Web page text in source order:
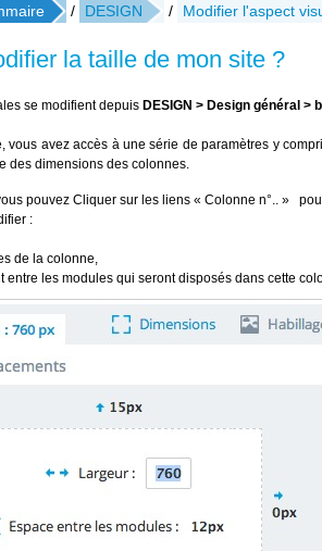
/ DESIGN / Modifier l'aspect
la taille de mon site ?
se modifient depuis DESIGN > Design général >
vous avez accès à une série de paramètres y
des dimensions des colonnes.
pouvez Cliquer sur les liens « Colonne n°.. »
:
de la colonne,
entre les modules qui seront disposés dans cette